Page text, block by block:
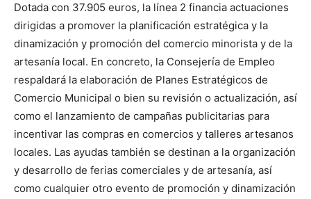
Dotada con 37.905 euros, la línea 2 financia actuaciones
dirigidas a promover la planificación estratégica y la
dinamización y promoción del comercio minorista y de la
artesanía local. En concreto, la Consejería de Empleo
respaldará la elaboración de Planes Estratégicos de
Comercio Municipal o bien su revisión o actualización, así
como el lanzamiento de campañas publicitarias para
incentivar las compras en comercios y talleres artesanos
locales. Las ayudas también se destinan a la organización
y desarrollo de ferias comerciales y de artesanía, así
como cualquier otro evento de promoción y dinamización